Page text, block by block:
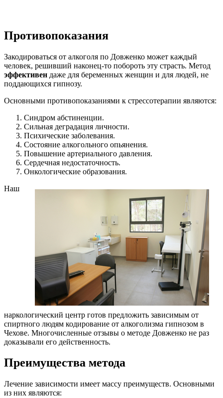
Противопоказания
Закодироваться от алкоголя по Довженко может каждый
человек, решивший наконец-то побороть эту страсть. Метод
эффективен даже для беременных женщин и для людей, не
поддающихся гипнозу.
Основными противопоказаниями к стрессотерапии являются:
Синдром абстиненции.
Сильная деградация личности.
Психические заболевания.
Состояние алкогольного опьянения.
Повышение артериального давления.
Сердечная недостаточность.
Онкологические образования.
Наш
наркологический центр готов предложить зависимым от
спиртного людям кодирование от алкоголизма гипнозом в
Чехове. Многочисленные отзывы о методе Довженко не раз
доказывали его действенность.
Преимущества метода
Лечение зависимости имеет массу преимуществ. Основными
из них являются: